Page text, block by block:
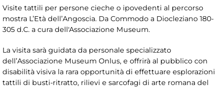
Visite tattili per persone cieche o ipovedenti al percorso
mostra L’Età dell’Angoscia. Da Commodo a Diocleziano 180-
305 d.C. a cura dell'Associazione Museum.
La visita sarà guidata da personale specializzato
dell’Associazione Museum Onlus, e offrirà al pubblico con
disabilità visiva la rara opportunità di effettuare esplorazioni
tattili di busti-ritratto, rilievi e sarcofagi di arte romana del